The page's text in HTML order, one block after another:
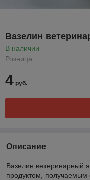
Вазелин
В наличии
Розница
4 руб.
Описание
Вазелин ветеринарный
продуктом, получаемым